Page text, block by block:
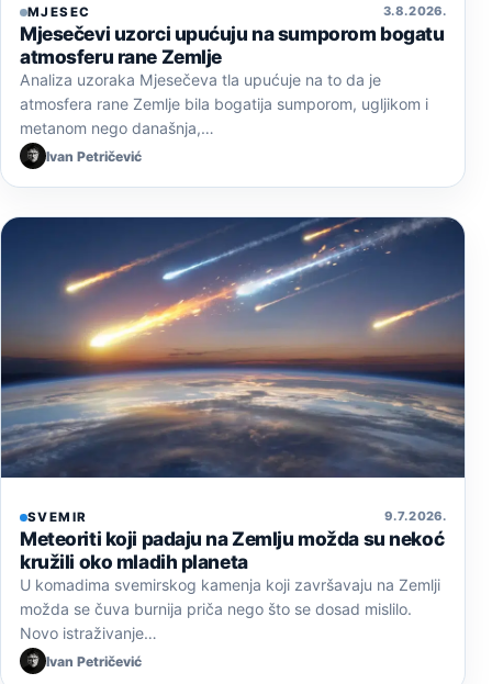
MJESEC 3. 8. 2026.
Mjesečevi uzorci upućuju na sumporom bogatu
atmosferu rane Zemlje
Analiza uzoraka Mjesečeva tla upućuje na to da je
atmosfera rane Zemlje bila bogatija sumporom, ugljikom i
metanom nego današnja,…
Ivan Petričević
SVEMIR 9. 7. 2026.
Meteoriti koji padaju na Zemlju možda su nekoć
kružili oko mladih planeta
U komadima svemirskog kamenja koji završavaju na Zemlji
možda se čuva burnija priča nego što se dosad mislilo.
Novo istraživanje…
Ivan Petričević